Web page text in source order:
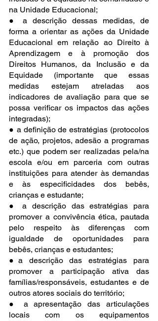
na Unidade Educacional;
● a descrição dessas medidas, de
forma a orientar as ações da Unidade
Educacional em relação ao Direito à
Aprendizagem e à promoção dos
Direitos Humanos, da Inclusão e da
Equidade (importante que essas
medidas estejam atreladas aos
indicadores de avaliação para que se
possa verificar os impactos das ações
integradas);
● a definição de estratégias (protocolos
de ação, projetos, adesão a programas
etc.) que podem ser realizadas pela/na
escola e/ou em parceria com outras
instituições para atender às demandas
e às especificidades dos bebês,
crianças e estudante;
● a descrição das estratégias para
promover a convivência ética, pautada
pelo respeito às diferenças com
igualdade de oportunidades para
bebês, crianças e estudantes;
●a descrição das estratégias para
promover a participação ativa das
famílias/responsáveis, estudantes e de
outros atores sociais do território;
● a apresentação das articulações
locais com os equipamentos